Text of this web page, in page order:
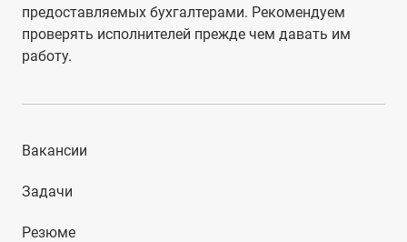
предоставляемых бухгалтерами. Рекомендуем
проверять исполнителей прежде чем давать им
работу.
Вакансии
Задачи
Резюме